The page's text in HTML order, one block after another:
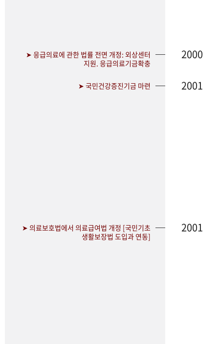
➤ 응급의료에 관한 법률 전면 개정: 외상센터
지원. 응급의료기금확충
2000
➤ 국민건강증진기금 마련 2001
➤ 의료보호법에서 의료급여법 개정 [국민기초
생활보장법 도입과 연동]
2001